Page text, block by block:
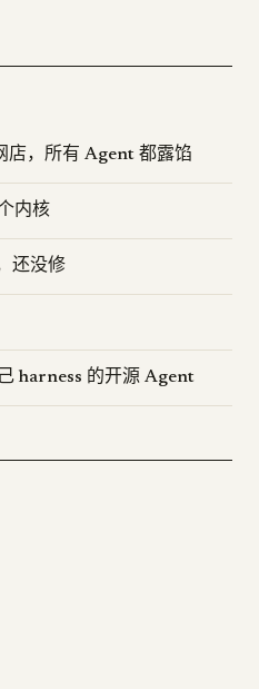
，所有 Agent 都露馅
内核
还没修
harness 的开源 Agent